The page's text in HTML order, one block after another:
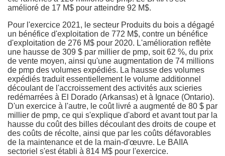
amélioré de 17 M$ pour atteindre 92 M$.
Pour l'exercice 2021, le secteur Produits du bois a dégagé
un bénéfice d'exploitation de 772 M$, contre un bénéfice
d'exploitation de 276 M$ pour 2020. L'amélioration reflète
une hausse de 309 $ par millier de pmp, soit 62 %, du prix
de vente moyen, ainsi qu'une augmentation de 74 millions
de pmp des volumes expédiés. La hausse des volumes
expédiés traduit essentiellement le volume additionnel
découlant de l'accroissement des activités aux scieries
redémarrées à El Dorado (Arkansas) et à Ignace (Ontario).
D'un exercice à l'autre, le coût livré a augmenté de 80 $ par
millier de pmp, ce qui s'explique d'abord et avant tout par la
hausse du coût des billes découlant des droits de coupe et
des coûts de récolte, ainsi que par les coûts défavorables
de la maintenance et de la main-d'œuvre. Le BAIIA
sectoriel s'est établi à 814 M$ pour l'exercice.